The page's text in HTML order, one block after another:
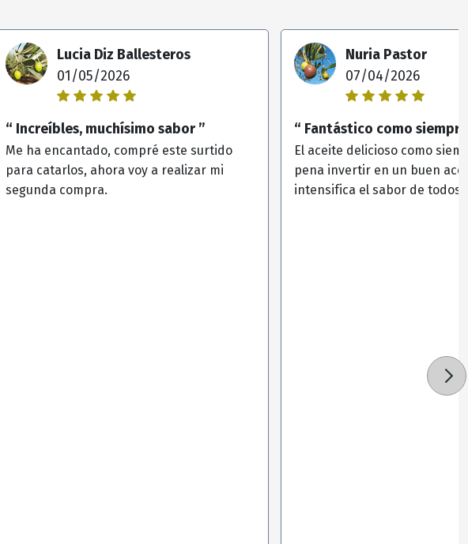
Lucia Diz Ballesteros
01/05/2026
“ Increíbles, muchísimo sabor ”
Me ha encantado, compré este surtido
para catarlos, ahora voy a realizar mi
segunda compra.
Nuria Pastor
07/04/2026
“ Fantástico como
El aceite delicioso como
pena invertir en un buen
intensifica el sabor de todos